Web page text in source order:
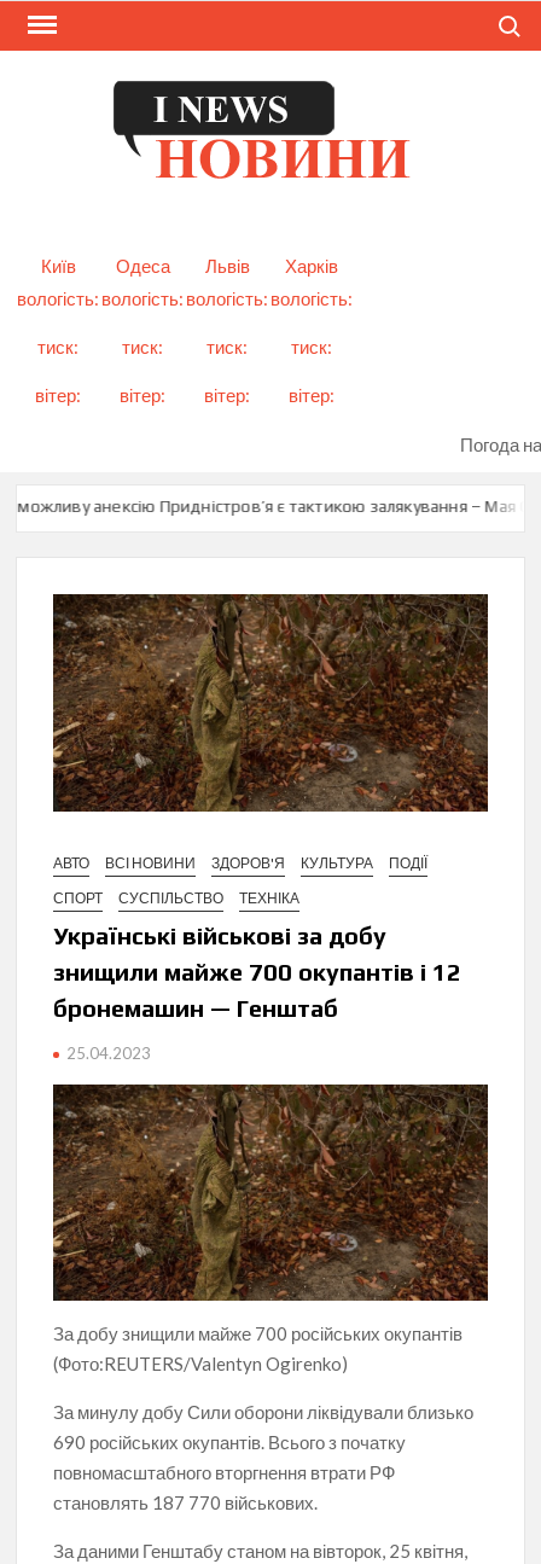
Skip
Київ
Одеса Львів
Харків
вологість:
тиск:
вітер:
вологість:
тиск:
вітер:
вологість:
тиск:
вітер:
вологість:
тиск:
вітер:
Погода
можливу анексію Придністров’я є тактикою залякування – Мая
АВТО ВСІ НОВИНИ ЗДОРОВ'Я КУЛЬТУРА
ПОДІЇ
СПОРТ
СУСПІЛЬСТВО ТЕХНІКА
Українські військові за добу
знищили майже 700 окупантів і 12
бронемашин — Генштаб
25.04.2023
За добу знищили майже 700 російських окупантів
(Фото:REUTERS/Valentyn Ogirenko)
За минулу добу Сили оборони ліквідували близько
690 російських окупантів. Всього з початку
повномасштабного вторгнення втрати РФ
становлять 187 770 військових.
За даними Генштабу станом на вівторок, 25 квітня,